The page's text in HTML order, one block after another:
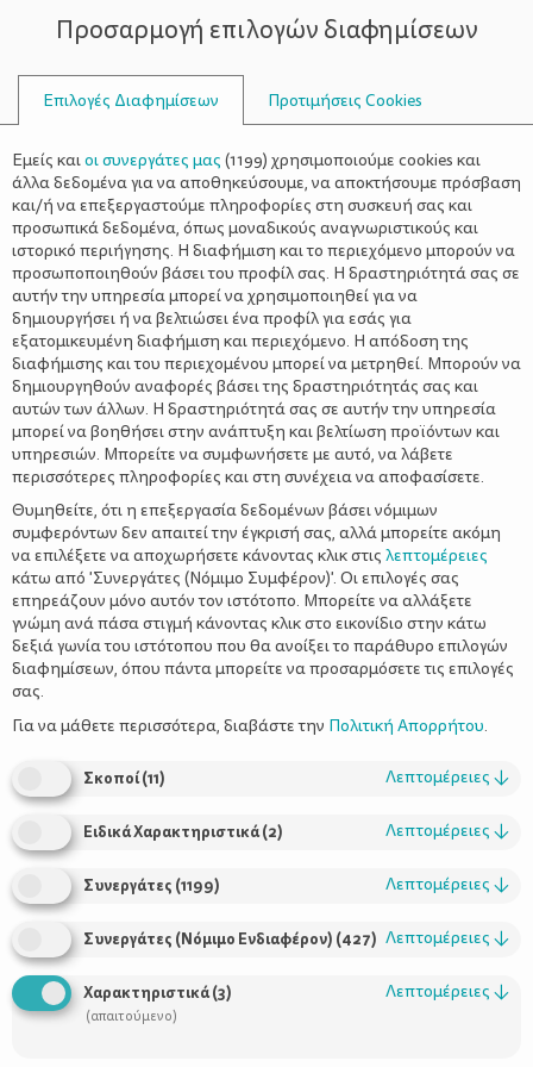
ΣΥΜΒΟΥΛΟΙ
Για να αγαπήσει την καλή
διατροφή από νωρίς
΄Οσα μαθαίνει ένα παιδί από
νωρίς, το ακολουθούν για μια ζωή.
Γι’ αυτό, οι πρώτες γεύσεις &
εμπειρίες είναι καθοριστικές για το
μέλλον της υγείας του ως ενήλικα.
Με τα Νέα ΔΕΛΤΑ Advance με
λαχανικά, χτίζουμε μαζί καλές
διατροφικές συνήθειες, από την
πρώτη μπουκιά.
Προσαρμογή επιλογών διαφημίσεων
Επιλογές Διαφημίσεων Προτιμήσεις Cookies
Εμείς καιοι συνεργάτες μας (1199) χρησιμοποιούμε cookies και
άλλα δεδομένα για να αποθηκεύσουμε, να αποκτήσουμε πρόσβαση
και/ή να επεξεργαστούμε πληροφορίες στη συσκευή σας και
προσωπικά δεδομένα, όπως μοναδικούς αναγνωριστικούς και
ιστορικό περιήγησης. Η διαφήμιση και το περιεχόμενο μπορούν να
προσωποποιηθούν βάσει του προφίλ σας. Η δραστηριότητά σας σε
αυτήν την υπηρεσία μπορεί να χρησιμοποιηθεί για να
δημιουργήσει ή να βελτιώσει ένα προφίλ για εσάς για
εξατομικευμένη διαφήμιση και περιεχόμενο. Η απόδοση της
διαφήμισης και του περιεχομένου μπορεί να μετρηθεί. Μπορούν να
δημιουργηθούν αναφορές βάσει της δραστηριότητάς σας και
αυτών των άλλων. Η δραστηριότητά σας σε αυτήν την υπηρεσία
μπορεί να βοηθήσει στην ανάπτυξη και βελτίωση προϊόντων και
υπηρεσιών. Μπορείτε να συμφωνήσετε με αυτό, να λάβετε
περισσότερες πληροφορίες και στη συνέχεια να αποφασίσετε.
Θυμηθείτε, ότι η επεξεργασία δεδομένων βάσει νόμιμων
συμφερόντων δεν απαιτεί την έγκρισή σας, αλλά μπορείτε ακόμη
να επιλέξετε να αποχωρήσετε κάνοντας κλικ στις λεπτομέρειες
κάτω από 'Συνεργάτες (Νόμιμο Συμφέρον)'. Οι επιλογές σας
επηρεάζουν μόνο αυτόν τον ιστότοπο. Μπορείτε να αλλάξετε
γνώμη ανά πάσα στιγμή κάνοντας κλικ στο εικονίδιο στην κάτω
δεξιά γωνία του ιστότοπου που θα ανοίξει το παράθυρο επιλογών
διαφημίσεων, όπου πάντα μπορείτε να προσαρμόσετε τις επιλογές
σας.
Για να μάθετε περισσότερα, διαβάστε την Πολιτική Απορρήτου.
Σκοποί(11) Λεπτομέρειες ↓
Ειδικά Χαρακτηριστικά(2) Λεπτομέρειες ↓
Συνεργάτες (1199) Λεπτομέρειες ↓
Συνεργάτες (Νόμιμο Ενδιαφέρον) (427) Λεπτομέρειες ↓
Χαρακτηριστικά(3)
(απαιτούμενο)
Λεπτομέρειες ↓